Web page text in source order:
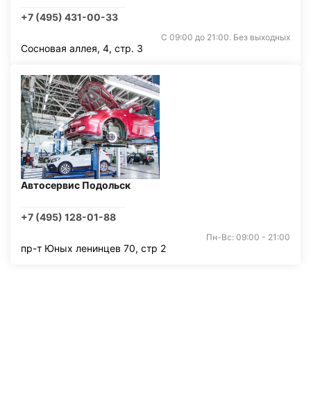
+7 (495) 431-00-33
С 09:00 до 21:00. Без выходных
Сосновая аллея, 4, стр. 3
Автосервис Подольск
+7 (495) 128-01-88
Пн-Вс: 09:00 - 21:00
пр-т Юных ленинцев 70, стр 2